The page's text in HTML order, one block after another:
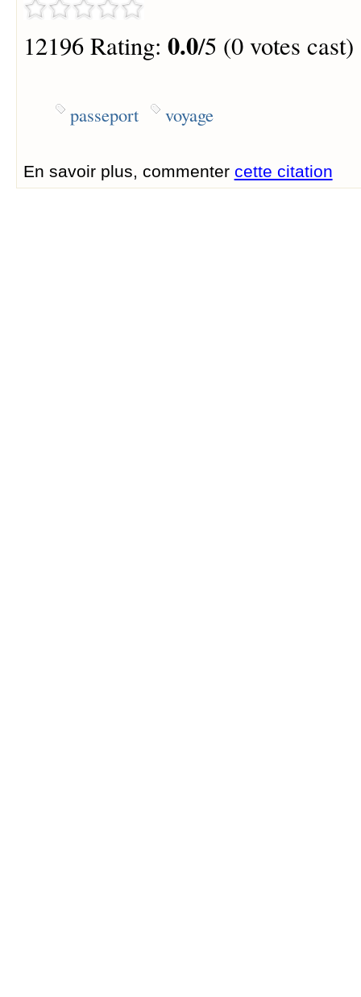
12196 Rating: 0.0/5 (0 votes cast)
passeport voyage
En savoir plus, commenter cette citation